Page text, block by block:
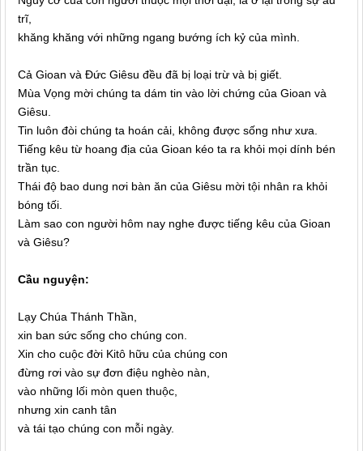
trĩ,
khăng khăng với những ngang bướng ích kỷ của mình.
Cả Gioan và Đức Giêsu đều đã bị loại trừ và bị giết.
Mùa Vọng mời chúng ta dám tin vào lời chứng của Gioan và
Giêsu.
Tin luôn đòi chúng ta hoán cải, không được sống như xưa.
Tiếng kêu từ hoang địa của Gioan kéo ta ra khỏi mọi dính bén
trần tục.
Thái độ bao dung nơi bàn ăn của Giêsu mời tội nhân ra khỏi
bóng tối.
Làm sao con người hôm nay nghe được tiếng kêu của Gioan
và Giêsu?
Cầu nguyện:
Lạy Chúa Thánh Thần,
xin ban sức sống cho chúng con.
Xin cho cuộc đời Kitô hữu của chúng con
đừng rơi vào sự đơn điệu nghèo nàn,
vào những lối mòn quen thuộc,
nhưng xin canh tân
và tái tạo chúng con mỗi ngày.